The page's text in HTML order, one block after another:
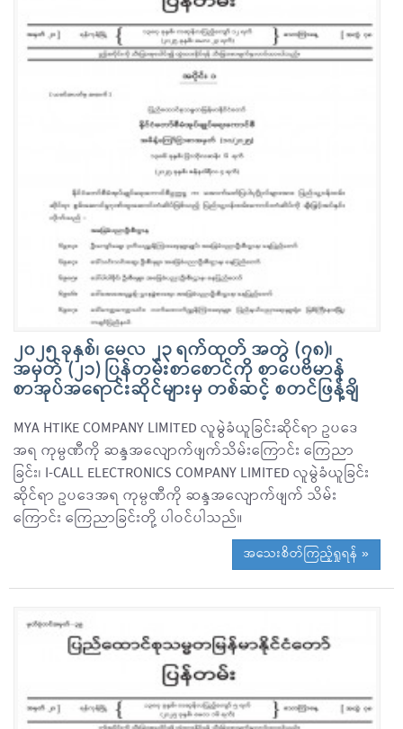
၂၀၂၅ ခုနှစ်၊ မေလ ၂၃ ရက်ထုတ် အတွဲ (၇၈)၊
အမှတ် (၂၁) ပြန်တမ်းစာစောင်ကို စာပေဗိမာန်
စာအုပ်အရောင်းဆိုင်များမှ တစ်ဆင့် စတင်ဖြန့်ချိ
MYA HTIKE COMPANY LIMITED လူမွဲခံယူခြင်းဆိုင်ရာ ဥပဒေ
အရ ကုမ္ပဏီကို ဆန္ဒအလျောက်ဖျက်သိမ်းကြောင်း ကြေညာ
ခြင်း၊ I-CALL ELECTRONICS COMPANY LIMITED လူမွဲခံယူခြင်း
ဆိုင်ရာ ဥပဒေအရ ကုမ္ပဏီကို ဆန္ဒအလျောက်ဖျက် သိမ်း
ကြောင်း ကြေညာခြင်းတို့ ပါဝင်ပါသည်။
အသေးစိတ်ကြည့်ရှုရန် »